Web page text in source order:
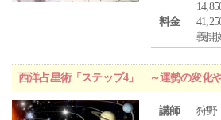
料金
義開
西洋占星術「ステップ4」 ～運勢の変化
講師
狩